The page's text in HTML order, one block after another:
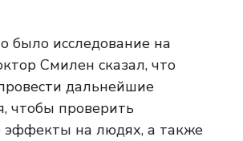
было исследование на
Смилен сказал, что
дальнейшие
чтобы проверить
эффекты на людях, а также